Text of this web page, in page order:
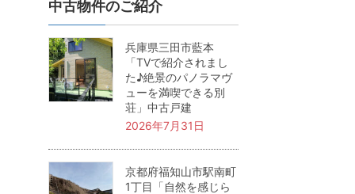
中古物件のご紹介
兵庫県三田市藍本
「TVで紹介されまし
た♪絶景のパノラマヴ
ューを満喫できる別
荘」中古戸建
2026年7月31日
京都府福知山市駅南町
1丁目「自然を感じら